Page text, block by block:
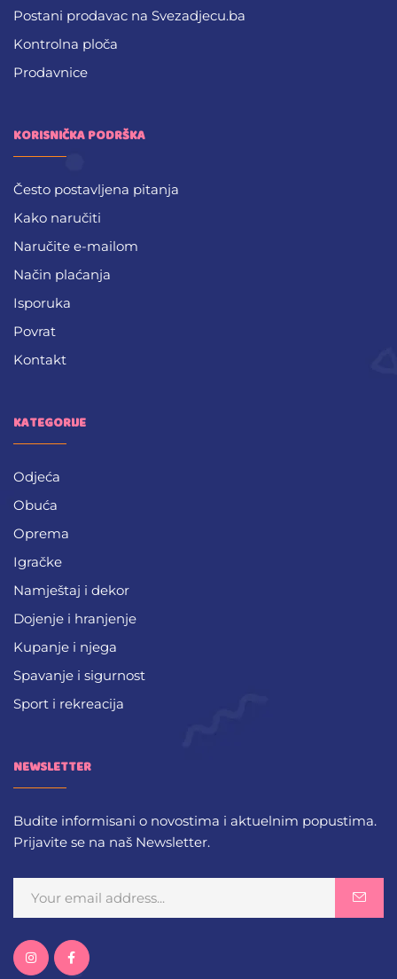
Postani prodavac na Svezadjecu.ba
Kontrolna ploča
Prodavnice
KORISNIČKA PODRŠKA
Često postavljena pitanja
Kako naručiti
Naručite e-mailom
Način plaćanja
Isporuka
Povrat
Kontakt
KATEGORIJE
Odjeća
Obuća
Oprema
Igračke
Namještaj i dekor
Dojenje i hranjenje
Kupanje i njega
Spavanje i sigurnost
Sport i rekreacija
NEWSLETTER
Budite informisani o novostima i aktuelnim popustima.
Prijavite se na naš Newsletter.